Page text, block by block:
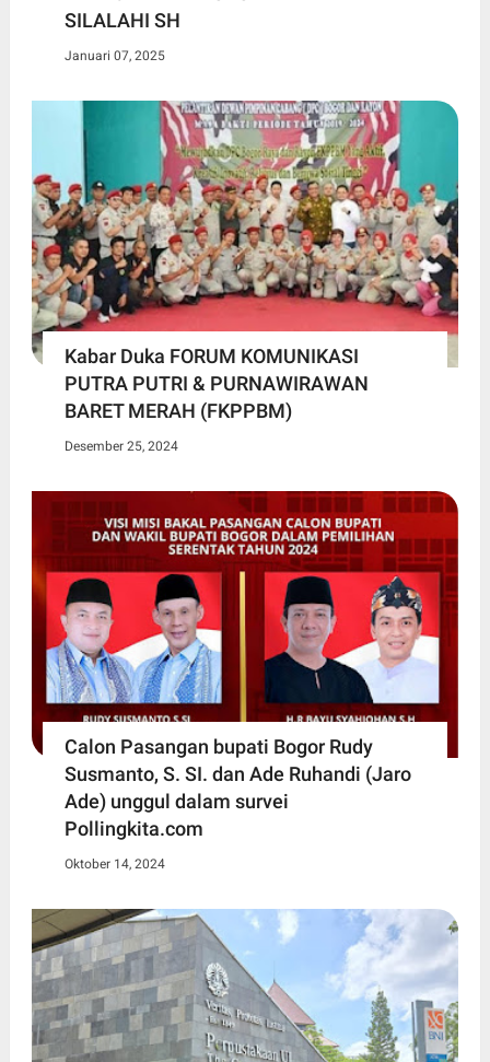
SILALAHI SH
Januari 07, 2025
Kabar Duka FORUM KOMUNIKASI
PUTRA PUTRI & PURNAWIRAWAN
BARET MERAH (FKPPBM)
Desember 25, 2024
Calon Pasangan bupati Bogor Rudy
Susmanto, S. SI. dan Ade Ruhandi (Jaro
Ade) unggul dalam survei
Pollingkita.com
Oktober 14, 2024